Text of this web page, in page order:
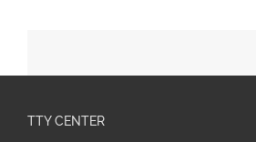
TTY CENTER